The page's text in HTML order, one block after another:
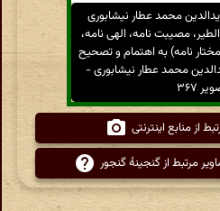
محمد عطار نیشابوری
مصیبت نامه، الهی نامه،
نامه) به اهتمام و تصحیح
محمد عطار نیشابوری -
۳۶۷
از منابع اینترنتی
مرتبط از گنجینهٔ گنجور